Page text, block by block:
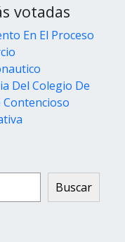
votadas
En El Proceso
Del Colegio De
Contencioso
Buscar